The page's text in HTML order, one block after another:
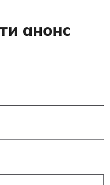
анонс